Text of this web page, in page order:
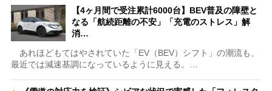
【4ヶ月間で受注累計6000台】BEV普及の障壁と
なる「航続距離の不安」「充電のストレス」解
消…
あれほどもてはやされていた「EV（BEV）シフト」の潮流も、
最近では減速基調になっているように見える。…